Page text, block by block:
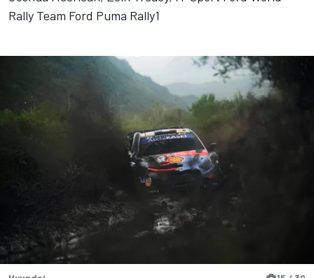
Rally Team Ford Puma Rally1